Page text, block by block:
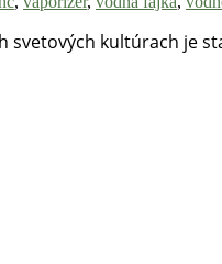
svetových kultúrach je